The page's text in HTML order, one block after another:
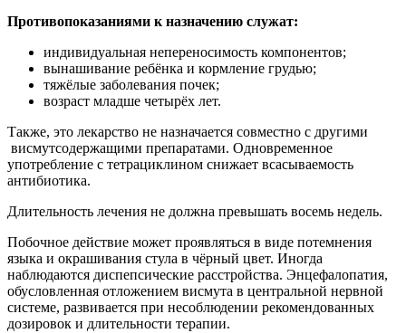
Противопоказаниями к назначению служат:
индивидуальная непереносимость компонентов;
вынашивание ребёнка и кормление грудью;
тяжёлые заболевания почек;
возраст младше четырёх лет.
Также, это лекарство не назначается совместно с другими
висмутсодержащими препаратами. Одновременное
употребление с тетрациклином снижает всасываемость
антибиотика.
Длительность лечения не должна превышать восемь недель.
Побочное действие может проявляться в виде потемнения
языка и окрашивания стула в чёрный цвет. Иногда
наблюдаются диспепсические расстройства. Энцефалопатия,
обусловленная отложением висмута в центральной нервной
системе, развивается при несоблюдении рекомендованных
дозировок и длительности терапии.